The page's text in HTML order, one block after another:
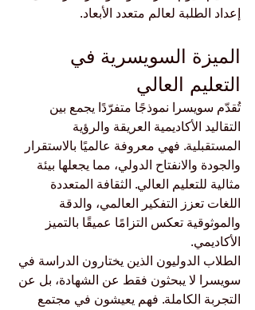
إعداد الطلبة لعالم متعدد الأبعاد.
الميزة السويسرية في
التعليم العالي
تُقدّم سويسرا نموذجًا متفرّدًا يجمع بين
التقاليد الأكاديمية العريقة والرؤية
المستقبلية. فهي معروفة عالميًا بالاستقرار
والجودة والانفتاح الدولي، مما يجعلها بيئة
مثالية للتعليم العالي. الثقافة المتعددة
اللغات تعزز التفكير العالمي، والدقة
والموثوقية تعكس التزامًا عميقًا بالتميز
الأكاديمي.
الطلاب الدوليون الذين يختارون الدراسة في
سويسرا لا يبحثون فقط عن الشهادة، بل عن
التجربة الكاملة. فهم يعيشون في مجتمع